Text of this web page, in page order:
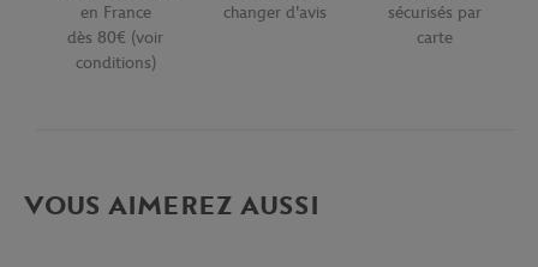
en France
dès 80€ (voir
conditions)
changer d'avis
sécurisés par
carte
VOUS AIMEREZ AUSSI